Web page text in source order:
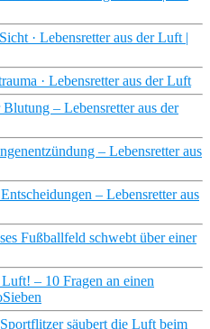
· Lebensretter aus der Luft |
· Lebensretter aus der Luft
– Lebensretter aus der
– Lebensretter aus
– Lebensretter aus
Fußballfeld schwebt über einer
– 10 Fragen an einen
säubert die Luft beim